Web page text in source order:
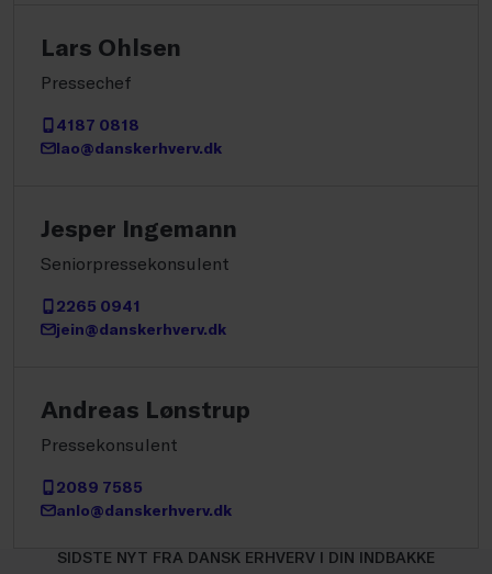
Lars Ohlsen
Pressechef
4187 0818
lao@danskerhverv.dk
Jesper Ingemann
Seniorpressekonsulent
2265 0941
jein@danskerhverv.dk
Andreas Lønstrup
Pressekonsulent
2089 7585
anlo@danskerhverv.dk
SIDSTE NYT FRA DANSK ERHVERV I DIN INDBAKKE